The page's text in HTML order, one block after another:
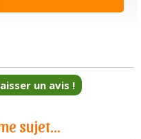
un avis !
sujet...